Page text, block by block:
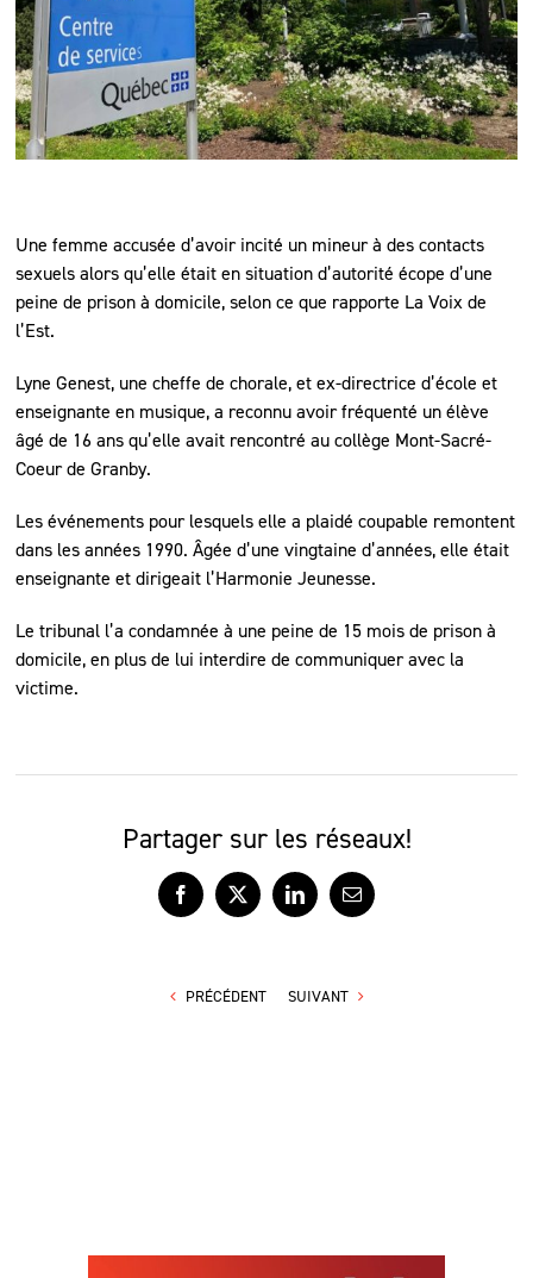
Une femme accusée d’avoir incité un mineur à des contacts
sexuels alors qu’elle était en situation d’autorité écope d’une
peine de prison à domicile, selon ce que rapporte La Voix de
l’Est.
Lyne Genest, une cheffe de chorale, et ex-directrice d’école et
enseignante en musique, a reconnu avoir fréquenté un élève
âgé de 16 ans qu’elle avait rencontré au collège Mont-Sacré-
Coeur de Granby.
Les événements pour lesquels elle a plaidé coupable remontent
dans les années 1990. Âgée d’une vingtaine d’années, elle était
enseignante et dirigeait l’Harmonie Jeunesse.
Le tribunal l’a condamnée à une peine de 15 mois de prison à
domicile, en plus de lui interdire de communiquer avec la
victime.
Partager sur les réseaux!
Facebook
X LinkedInCourriel
PRÉCÉDENT SUIVANT